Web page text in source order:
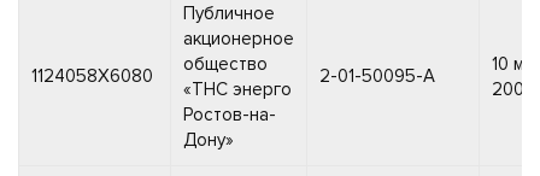
1124058X6080
Публичное
акционерное
общество
«ТНС энерго
Ростов-на-
Дону»
2-01-50095-A
10
2005